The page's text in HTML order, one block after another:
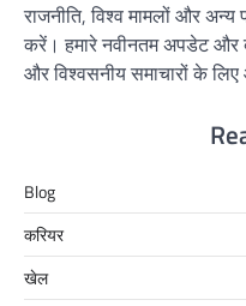
राजनीति, विश्व मामलों और
करें। हमारे नवीनतम अपडेट और
और विश्वसनीय समाचारों के
Blog
करियर
खेल